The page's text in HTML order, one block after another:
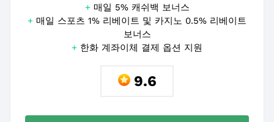
+ 매일 5% 캐쉬백 보너스
+ 매일 스포츠 1% 리베이트 및 카지노 0.5% 리베이트
보너스
+ 한화 계좌이체 결제 옵션 지원
9.6